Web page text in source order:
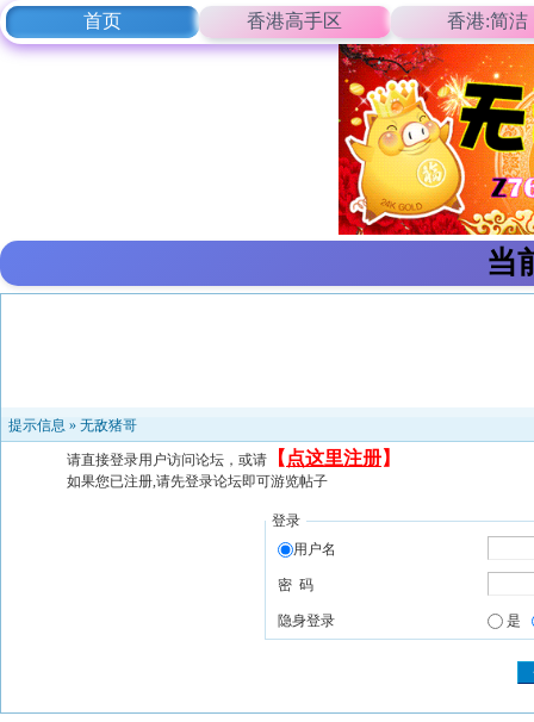
首页 香港高手区 香港:简洁
当
提示信息 » 无敌猪哥
请直接登录用户访问论坛，或请 【 点这里注册】
如果您已注册,请先登录论坛即可游览帖子
登录
用户名
密 码
隐身登录 是